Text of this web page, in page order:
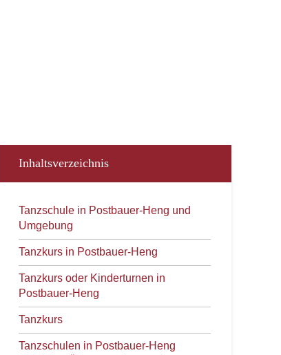
Inhaltsverzeichnis
Tanzschule in Postbauer-Heng und
Umgebung
Tanzkurs in Postbauer-Heng
Tanzkurs oder Kinderturnen in
Postbauer-Heng
Tanzkurs
Tanzschulen in Postbauer-Heng